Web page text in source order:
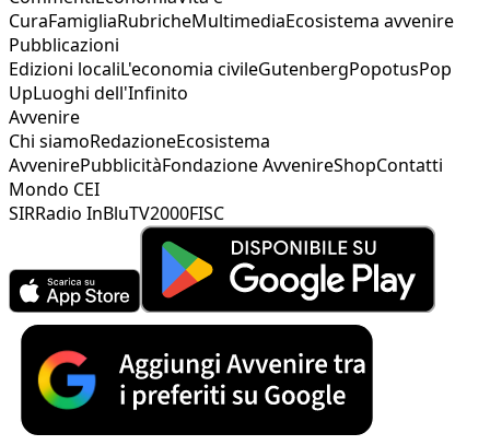
CuraFamigliaRubricheMultimediaEcosistema avvenire
Pubblicazioni
Edizioni localiL'economia civileGutenbergPopotusPop
UpLuoghi dell'Infinito
Avvenire
Chi siamoRedazioneEcosistema
AvvenirePubblicitàFondazione AvvenireShopContatti
Mondo CEI
SIRRadio InBluTV2000FISC